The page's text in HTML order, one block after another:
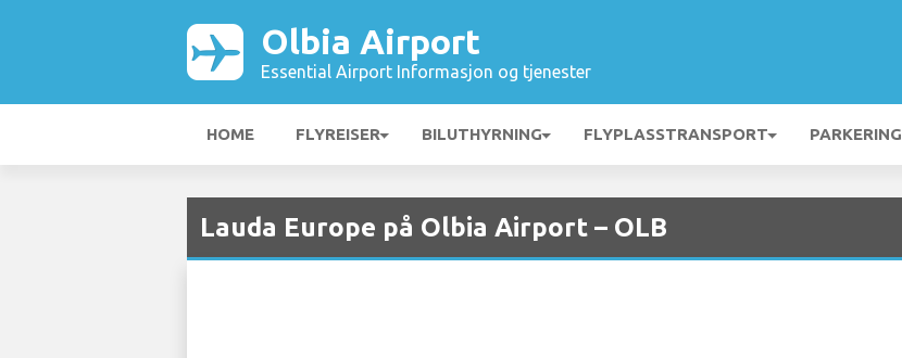
Olbia Airport
Essential Airport Informasjon og tjenester
HOME FLYREISER BILUTHYRNING FLYPLASSTRANSPORT PARKERING
Lauda Europe på Olbia Airport – OLB